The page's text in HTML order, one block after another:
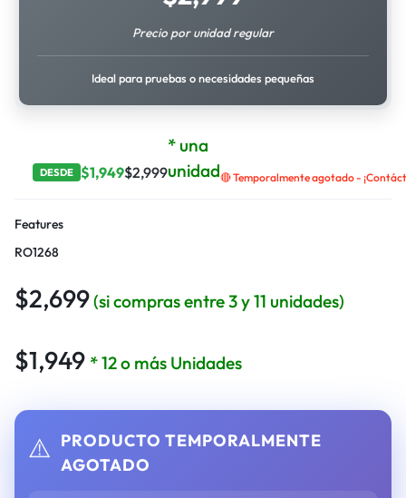
Precio por unidad regular
Ideal para pruebas o necesidades pequeñas
DESDE $1,949$2,999
* una
unidad🔴 Temporalmente agotado -
Features
RO1268
$2,699(si compras entre 3 y 11 unidades)
$1,949 * 12 o más Unidades
⚠️ PRODUCTO TEMPORALMENTE
AGOTADO